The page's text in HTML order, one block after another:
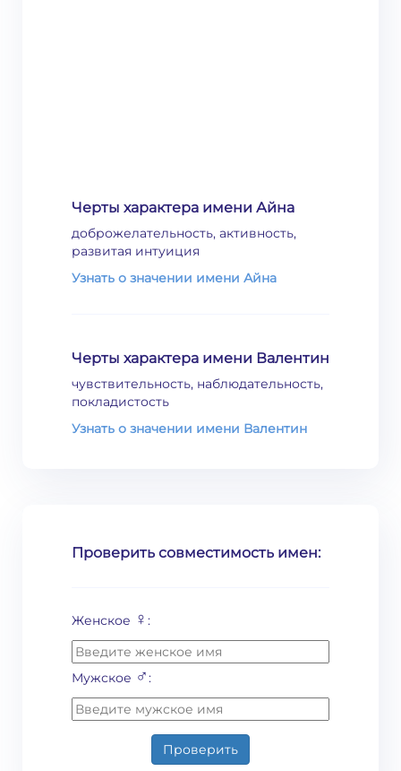
Черты характера имени Айна
доброжелательность, активность,
развитая интуиция
Узнать о значении имени Айна
Черты характера имени Валентин
чувствительность, наблюдательность,
покладистость
Узнать о значении имени Валентин
Проверить совместимость имен:
Женское ♀ :
Мужское ♂:
Проверить